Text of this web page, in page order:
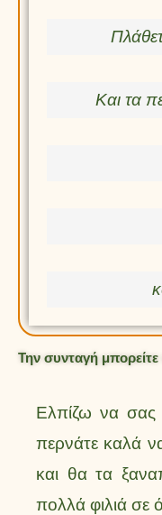
Και τα
Την συνταγή
Ελπίζω να
περνάτε καλά
και θα τα
πολλά φιλιά σε